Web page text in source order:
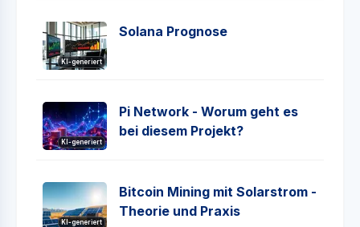
KI-generiert
Solana Prognose
KI-generiert
Pi Network - Worum geht es
bei diesem Projekt?
KI-generiert
Bitcoin Mining mit Solarstrom -
Theorie und Praxis